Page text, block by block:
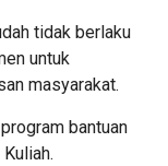
tidak berlaku
untuk
masyarakat.
bantuan